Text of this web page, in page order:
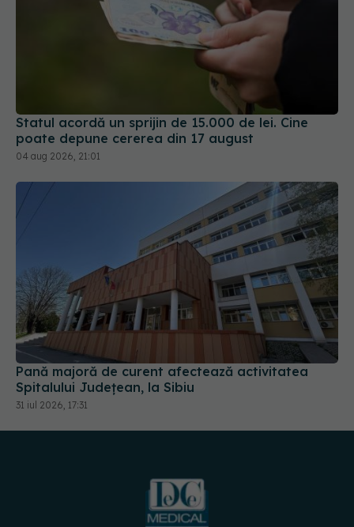
Statul acordă un sprijin de 15.000 de lei. Cine
poate depune cererea din 17 august
04 aug 2026, 21:01
Pană majoră de curent afectează activitatea
Spitalului Județean, la Sibiu
31 iul 2026, 17:31